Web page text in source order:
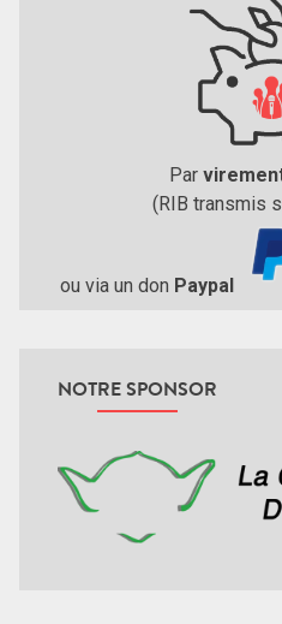
Par
(RIB transmis
ou via un don Paypal
NOTRE SPONSOR